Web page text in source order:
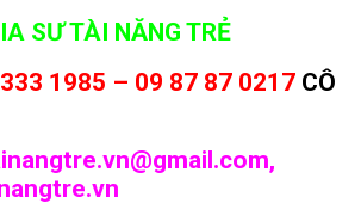
SƯ TÀI NĂNG TRẺ
1985 – 09 87 87 0217 CÔ